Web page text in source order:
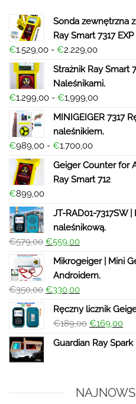
Sonda zewnętrzna
Ray Smart 7317 EXP
€1.529,00 - €2.229,00
Strażnik Ray Smart
Naleśnikami.
€1.299,00 - €1,999,00
MINIGEIGER 7317
naleśnikiem.
€989,00 - €1.700,00
Geiger Counter for
Ray Smart 712
€899,00
JT-RAD01-7317SW
naleśnikową.
€579,00 €559,00
Mikrogeiger | Mini
Androidem.
€350,00 €330,00
Ręczny licznik
€189,00 €169,00
Guardian Ray